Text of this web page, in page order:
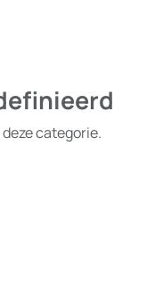
categorie.